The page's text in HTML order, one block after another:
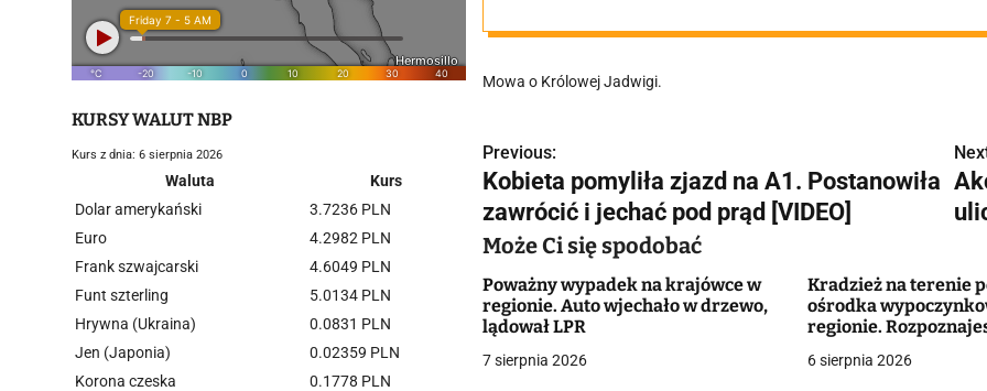
Mowa o Królowej Jadwigi.
N
a
w
i
g
a
Previous:
Kobieta pomyliła zjazd na A1. Postanowiła
zawrócić i jechać pod prąd [VIDEO]
Może Ci się spodobać
Poważny wypadek na krajówce w
regionie. Auto wjechało w drzewo,
lądował LPR
7 sierpnia 2026
Kradzież na terenie
ośrodka
regionie.
6 sierpnia 2026
KURSY WALUT NBP
Kurs z dnia: 6 sierpnia 2026
Waluta
Kurs
Dolar amerykański
3.7236 PLN
Euro
4.2982 PLN
Frank szwajcarski
4.6049 PLN
Funt szterling
5.0134 PLN
Hrywna (Ukraina)
0.0831 PLN
Jen (Japonia)
0.02359 PLN
Korona czeska
0.1778 PLN